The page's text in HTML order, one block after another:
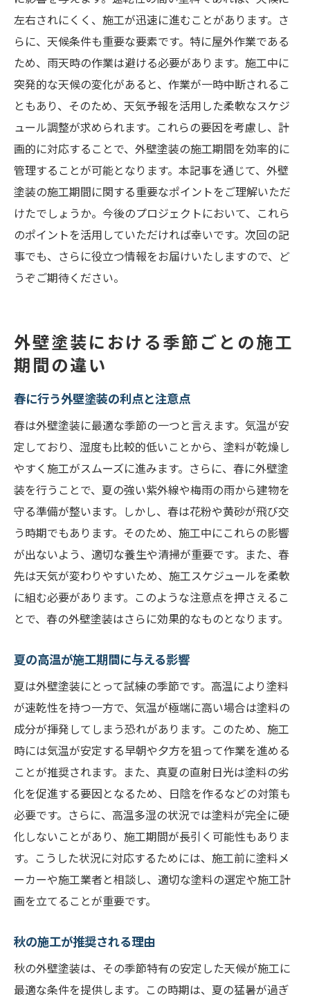
左右されにくく、施工が迅速に進むことがあります。さ
らに、天候条件も重要な要素です。特に屋外作業である
ため、雨天時の作業は避ける必要があります。施工中に
突発的な天候の変化があると、作業が一時中断されるこ
ともあり、そのため、天気予報を活用した柔軟なスケジ
ュール調整が求められます。これらの要因を考慮し、計
画的に対応することで、外壁塗装の施工期間を効率的に
管理することが可能となります。本記事を通じて、外壁
塗装の施工期間に関する重要なポイントをご理解いただ
けたでしょうか。今後のプロジェクトにおいて、これら
のポイントを活用していただければ幸いです。次回の記
事でも、さらに役立つ情報をお届けいたしますので、ど
うぞご期待ください。
外壁塗装における季節ごとの施工
期間の違い
春に行う外壁塗装の利点と注意点
春は外壁塗装に最適な季節の一つと言えます。気温が安
定しており、湿度も比較的低いことから、塗料が乾燥し
やすく施工がスムーズに進みます。さらに、春に外壁塗
装を行うことで、夏の強い紫外線や梅雨の雨から建物を
守る準備が整います。しかし、春は花粉や黄砂が飛び交
う時期でもあります。そのため、施工中にこれらの影響
が出ないよう、適切な養生や清掃が重要です。また、春
先は天気が変わりやすいため、施工スケジュールを柔軟
に組む必要があります。このような注意点を押さえるこ
とで、春の外壁塗装はさらに効果的なものとなります。
夏の高温が施工期間に与える影響
夏は外壁塗装にとって試練の季節です。高温により塗料
が速乾性を持つ一方で、気温が極端に高い場合は塗料の
成分が揮発してしまう恐れがあります。このため、施工
時には気温が安定する早朝や夕方を狙って作業を進める
ことが推奨されます。また、真夏の直射日光は塗料の劣
化を促進する要因となるため、日陰を作るなどの対策も
必要です。さらに、高温多湿の状況では塗料が完全に硬
化しないことがあり、施工期間が長引く可能性もありま
す。こうした状況に対応するためには、施工前に塗料メ
ーカーや施工業者と相談し、適切な塗料の選定や施工計
画を立てることが重要です。
秋の施工が推奨される理由
秋の外壁塗装は、その季節特有の安定した天候が施工に
最適な条件を提供します。この時期は、夏の猛暑が過ぎ